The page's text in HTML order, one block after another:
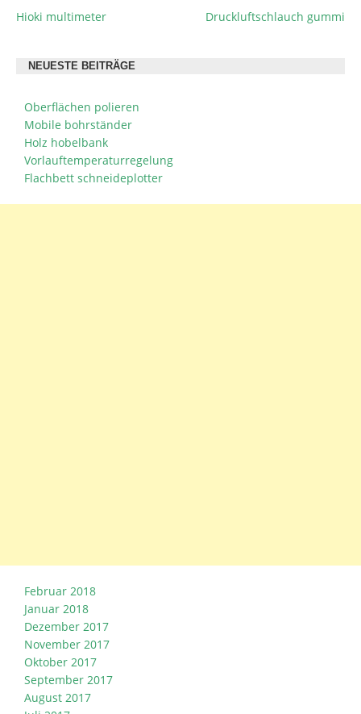
BEITRAGSNAVIGATION
Hioki multimeter Druckluftschlauch gummi
NEUESTE BEITRÄGE
Oberflächen polieren
Mobile bohrständer
Holz hobelbank
Vorlauftemperaturregelung
Flachbett schneideplotter
Februar 2018
Januar 2018
Dezember 2017
November 2017
Oktober 2017
September 2017
August 2017